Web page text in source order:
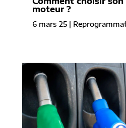
moteur ?
6 mars 25|